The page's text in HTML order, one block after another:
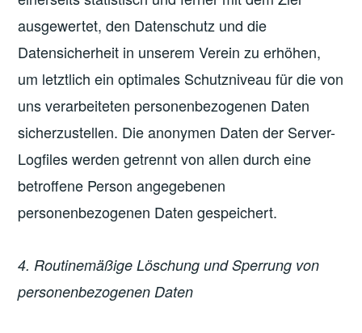
ausgewertet, den Datenschutz und die
Datensicherheit in unserem Verein zu erhöhen,
um letztlich ein optimales Schutzniveau für die von
uns verarbeiteten personenbezogenen Daten
sicherzustellen. Die anonymen Daten der Server-
Logfiles werden getrennt von allen durch eine
betroffene Person angegebenen
personenbezogenen Daten gespeichert.
4. Routinemäßige Löschung und Sperrung von
personenbezogenen Daten